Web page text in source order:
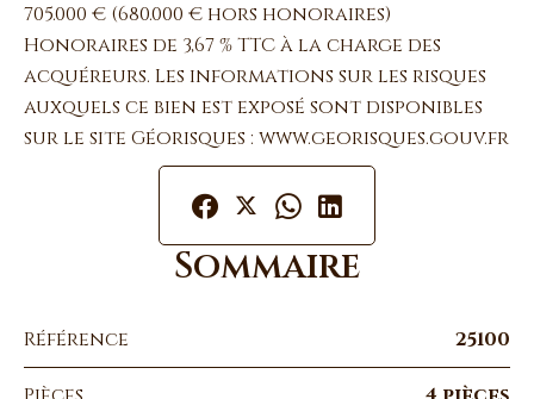
705.000 € (680.000 € hors honoraires)
Honoraires de 3,67 % TTC à la charge des
acquéreurs. Les informations sur les risques
auxquels ce bien est exposé sont disponibles
sur le site Géorisques : www.georisques.gouv.fr
Sommaire
Référence 25100